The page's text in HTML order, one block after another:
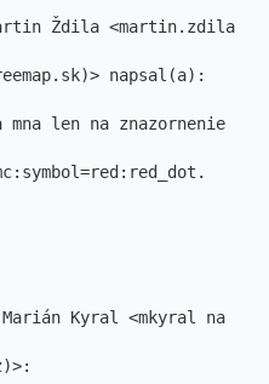
Ždila <martin.zdila
napsal(a):
len na znazornenie
Marián Kyral <mkyral na